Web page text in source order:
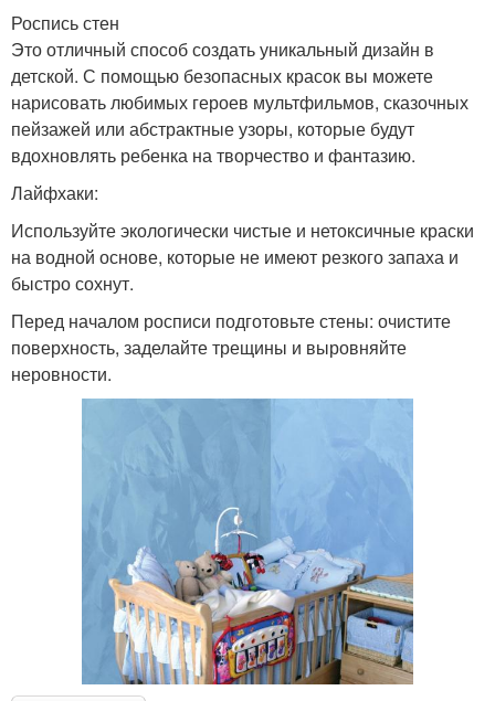
Роспись стен
Это отличный способ создать уникальный дизайн в
детской. С помощью безопасных красок вы можете
нарисовать любимых героев мультфильмов, сказочных
пейзажей или абстрактные узоры, которые будут
вдохновлять ребенка на творчество и фантазию.
Лайфхаки:
Используйте экологически чистые и нетоксичные краски
на водной основе, которые не имеют резкого запаха и
быстро сохнут.
Перед началом росписи подготовьте стены: очистите
поверхность, заделайте трещины и выровняйте
неровности.